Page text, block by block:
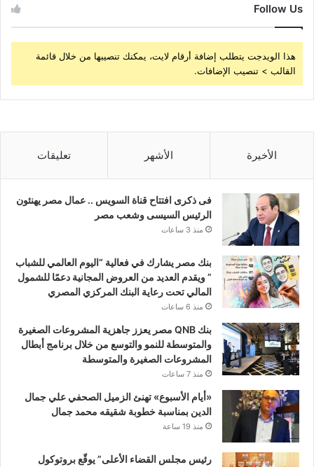
Follow Us
هذا الويدجت يتطلب إضافة أرقام لايت، يمكنك تنصيبها من خلال قائمة
القالب > تنصيب الإضافات.
الأخيرة الأشهر تعليقات
فى ذكرى افتتاح قناة السويس .. عمال مصر يهنئون
الرئيس السيسى وشعب مصر
منذ 3 ساعات
بنك مصر يشارك في فعالية “اليوم العالمي للشباب
” ويقدم العديد من العروض المجانية دعمًا للشمول
المالي تحت رعاية البنك المركزي المصري
منذ 6 ساعات
بنك QNB مصر يعزز جاهزية المشروعات الصغيرة
والمتوسطة للنمو والتوسع من خلال برنامج أبطال
المشروعات الصغيرة والمتوسطة
منذ 7 ساعات
«أيام الأسبوع» تهنئ الزميل الصحفي علي جمال
الدين بمناسبة خطوبة شقيقه محمد جمال
منذ 19 ساعة
رئيس مجلس القضاء الأعلى” يوقّع بروتوكول